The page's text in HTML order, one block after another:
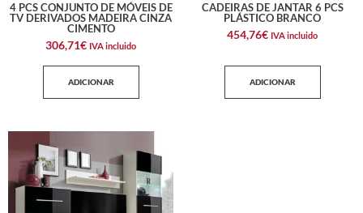
4 PCS CONJUNTO DE MÓVEIS DE
TV DERIVADOS MADEIRA CINZA
CIMENTO
306,71€ IVA incluido
ADICIONAR
CADEIRAS DE JANTAR 6 PCS
PLÁSTICO BRANCO
454,76€ IVA incluido
ADICIONAR